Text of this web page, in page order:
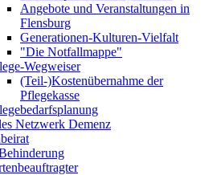
Angebote und Veranstaltungen in
Flensburg
Generationen-Kulturen-Vielfalt
"Die Notfallmappe"
Wegweiser
(Teil-)Kostenübernahme der
Pflegekasse
Netzwerk Demenz